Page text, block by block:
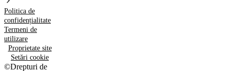
Politica de
confidențialitate
Termeni de
utilizare
Proprietate site
Setări cookie
©Drepturi de